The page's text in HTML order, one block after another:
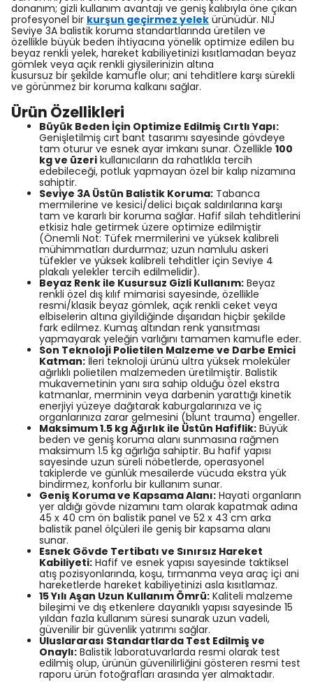
donanım; gizli kullanım avantajı ve geniş kalıbıyla öne çıkan
profesyonel bir kurşun geçirmez yelek ürünüdür. NIJ
Seviye 3A balistik koruma standartlarında üretilen ve
özellikle büyük beden ihtiyacına yönelik optimize edilen bu
beyaz renkli yelek, hareket kabiliyetinizi kısıtlamadan beyaz
gömlek veya açık renkli giysilerinizin altına
kusursuz bir şekilde kamufle olur; ani tehditlere karşı sürekli
ve görünmez bir koruma kalkanı sağlar.
Ürün Özellikleri
Büyük Beden İçin Optimize Edilmiş Cırtlı Yapı:
Genişletilmiş cırt bant tasarımı sayesinde gövdeye
tam oturur ve esnek ayar imkanı sunar. Özellikle 100
kg ve üzeri kullanıcıların da rahatlıkla tercih
edebileceği, potluk yapmayan özel bir kalıp nizamına
sahiptir.
Seviye 3A Üstün Balistik Koruma: Tabanca
mermilerine ve kesici/delici bıçak saldırılarına karşı
tam ve kararlı bir koruma sağlar. Hafif silah tehditlerini
etkisiz hale getirmek üzere optimize edilmiştir
(Önemli Not: Tüfek mermilerini ve yüksek kalibreli
mühimmatları durdurmaz; uzun namlulu askeri
tüfekler ve yüksek kalibreli tehditler için Seviye 4
plakalı yelekler tercih edilmelidir).
Beyaz Renk ile Kusursuz Gizli Kullanım: Beyaz
renkli özel dış kılıf mimarisi sayesinde, özellikle
resmi/klasik beyaz gömlek, açık renkli ceket veya
elbiselerin altına giyildiğinde dışarıdan hiçbir şekilde
fark edilmez. Kumaş altından renk yansıtması
yapmayarak yeleğin varlığını tamamen kamufle eder.
Son Teknoloji Polietilen Malzeme ve Darbe Emici
Katman: İleri teknoloji ürünü ultra yüksek moleküler
ağırlıklı polietilen malzemeden üretilmiştir. Balistik
mukavemetinin yanı sıra sahip olduğu özel ekstra
katmanlar, merminin veya darbenin yarattığı kinetik
enerjiyi yüzeye dağıtarak kaburgalarınıza ve iç
organlarınıza zarar gelmesini (blunt trauma) engeller.
Maksimum 1.5 kg Ağırlık ile Üstün Hafiflik: Büyük
beden ve geniş koruma alanı sunmasına rağmen
maksimum 1.5 kg ağırlığa sahiptir. Bu hafif yapısı
sayesinde uzun süreli nöbetlerde, operasyonel
takiplerde ve günlük mesailerde vücuda ekstra yük
bindirmez, konforlu bir kullanım sunar.
Geniş Koruma ve Kapsama Alanı: Hayati organların
yer aldığı gövde nizamını tam olarak kapatmak adına
45 x 40 cm ön balistik panel ve 52 x 43 cm arka
balistik panel ölçüleri ile geniş bir kapsama alanı
sunar.
Esnek Gövde Tertibatı ve Sınırsız Hareket
Kabiliyeti: Hafif ve esnek yapısı sayesinde taktiksel
atış pozisyonlarında, koşu, tırmanma veya araç içi ani
hareketlerde hareket kabiliyetinizi asla kısıtlamaz.
15 Yılı Aşan Uzun Kullanım Ömrü: Kaliteli malzeme
bileşimi ve dış etkenlere dayanıklı yapısı sayesinde 15
yıldan fazla kullanım süresi sunarak uzun vadeli,
güvenilir bir güvenlik yatırımı sağlar.
Uluslararası Standartlarda Test Edilmiş ve
Onaylı: Balistik laboratuvarlarda resmi olarak test
edilmiş olup, ürünün güvenilirliğini gösteren resmi test
raporu ürün fotoğrafları arasında yer almaktadır.